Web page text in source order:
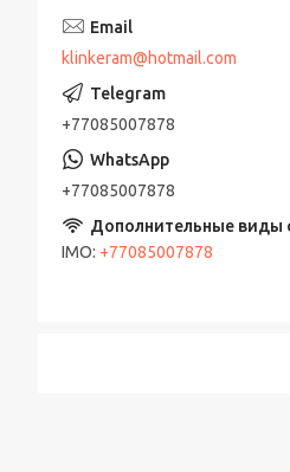
klinkeram@hotmail.com
+77085007878
+77085007878
IMO +77085007878